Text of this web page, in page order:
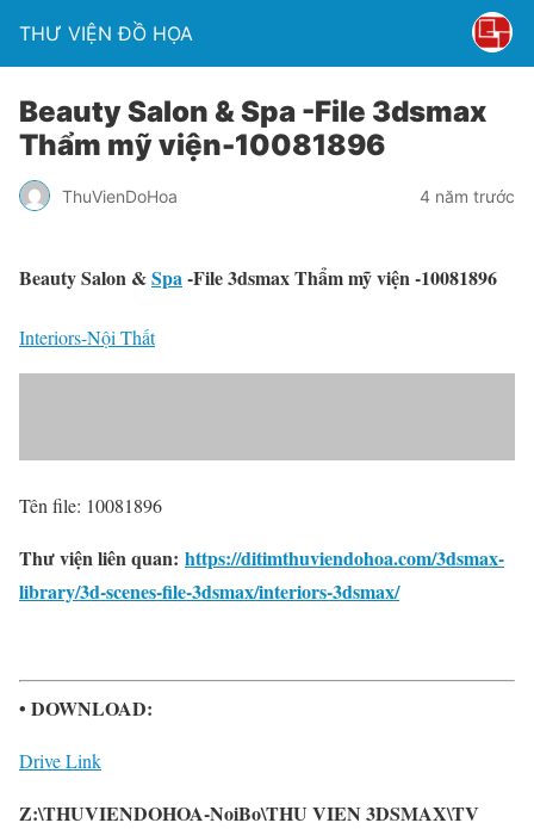
THƯ VIỆN ĐỒ HỌA
Beauty Salon & Spa -File 3dsmax
Thẩm mỹ viện-10081896
ThuVienDoHoa 4 năm trước
Beauty Salon &Spa-File 3dsmax Thẩm mỹ viện -10081896
Interiors-Nội Thất
Tên file: 10081896
Thư viện liên quan: https://ditimthuviendohoa.com/3dsmax-
library/3d-scenes-file-3dsmax/interiors-3dsmax/
• DOWNLOAD:
Drive Link
Z:\THUVIENDOHOA-NoiBo\THU VIEN 3DSMAX\TV